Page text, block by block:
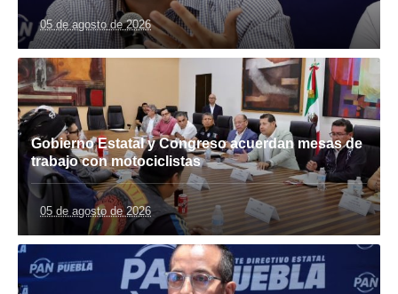
05 de agosto de 2026
Gobierno Estatal y Congreso acuerdan mesas de
trabajo con motociclistas
05 de agosto de 2026